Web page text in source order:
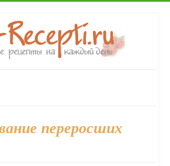
Напитки Консервирование
переросших